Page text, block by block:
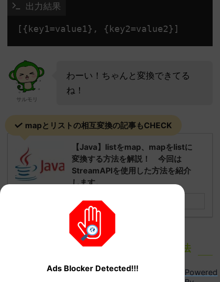
出力結果
[{key1=value1}, {key2=value2}]
サルモリ
わーい！ちゃんと変換できてる
ね！
mapとリストの相互変換の記事もCHECK
【Java】listをmap、mapをlistに
変換する方法を解説！ 今回は
StreamAPIを使用した方法を紹介
します。
Gsonライブラリを使用した方法
Ads Blocker Detected!!!
Powered